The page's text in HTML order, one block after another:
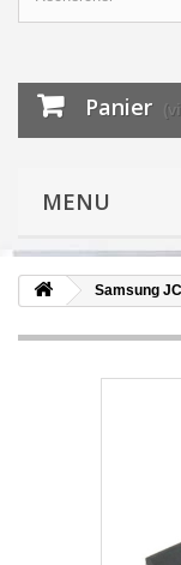
Panier
MENU
Samsung